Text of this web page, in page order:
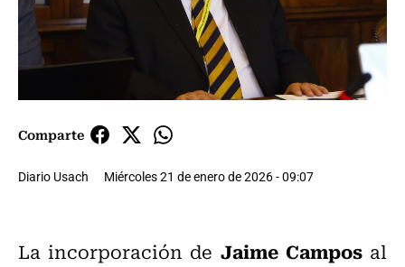
Comparte
Diario Usach Miércoles 21 de enero de 2026 - 09:07
La incorporación de Jaime Camposal